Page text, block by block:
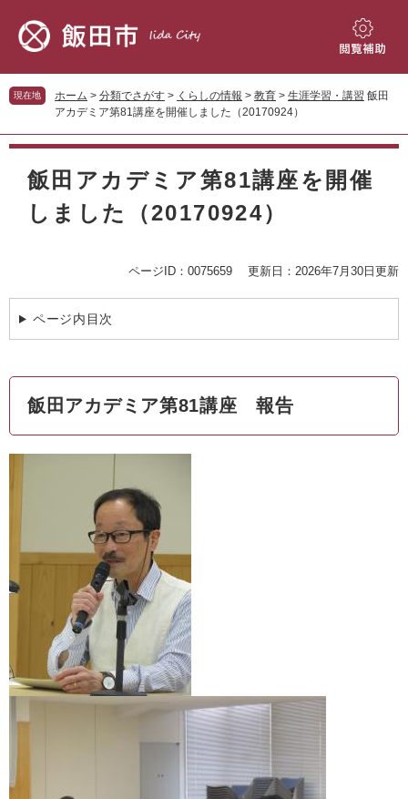
先
頭
す。
を
飛
し
閲
補
現在地 ホーム > 分類でさがす > くらしの情報 > 教育 > 生涯学習・講習 飯田
アカデミア第81講座を開催しました（20170924）
本
飯田アカデミア第81講座を開催
しました（20170924）
ページID：0075659 更新日：2026年7月30日更新
ページ内目次
飯田アカデミア第81講座 報告